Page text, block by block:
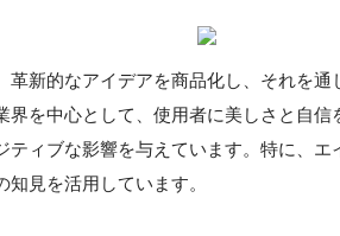
革新的なアイデアを商品化し、それを
界を中心として、使用者に美しさと自
ティブな影響を与えています。特に、
見を活用しています。